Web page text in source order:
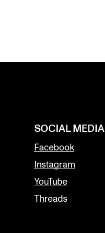
SOCIAL MEDIA
Facebook
Instagram
YouTube
Threads